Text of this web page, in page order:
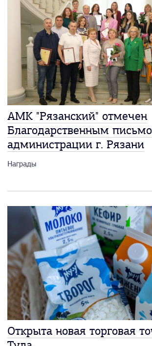
АМК "Рязанский" отмечен
Благодарственным
администрации г. Рязани
Награды
Открыта новая торговая